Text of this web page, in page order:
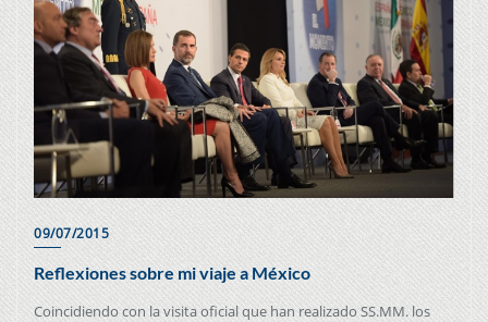
09/07/2015
Reflexiones sobre mi viaje a México
Coincidiendo con la visita oficial que han realizado SS.MM. los